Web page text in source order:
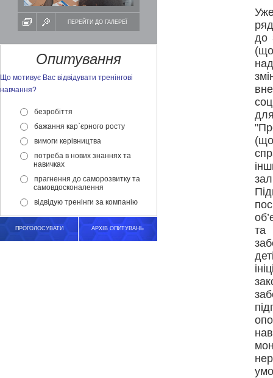
ПЕРЕЙТИ ДО ГАЛЕРЕЇ
Опитування
Що мотивує Вас відвідувати тренінгові
навчання?
безробіття
бажання кар`єрного росту
вимоги керівництва
потреба в нових знаннях та
навичках
прагнення до саморозвитку та
самовдосконалення
відвідую тренінги за компанію
ПРОГОЛОСУВАТИ АРХІВ ОПИТУВАНЬ
до
та